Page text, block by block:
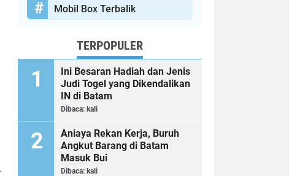
Mobil Box Terbalik
TERPOPULER
Ini Besaran Hadiah dan Jenis
Judi Togel yang Dikendalikan
IN di Batam
Dibaca: kali
Aniaya Rekan Kerja, Buruh
Angkut Barang di Batam
Masuk Bui
Dibaca: kali